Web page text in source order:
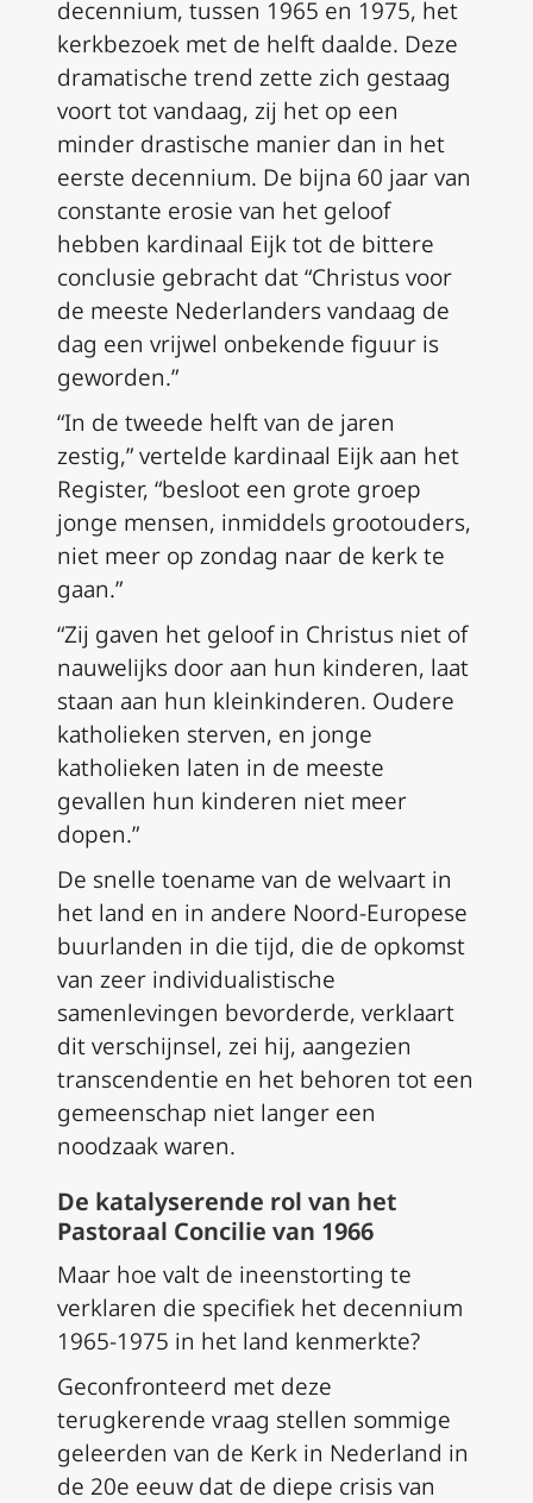
decennium, tussen 1965 en 1975, het
kerkbezoek met de helft daalde. Deze
dramatische trend zette zich gestaag
voort tot vandaag, zij het op een
minder drastische manier dan in het
eerste decennium. De bijna 60 jaar van
constante erosie van het geloof
hebben kardinaal Eijk tot de bittere
conclusie gebracht dat “Christus voor
de meeste Nederlanders vandaag de
dag een vrijwel onbekende figuur is
geworden.”
“In de tweede helft van de jaren
zestig,” vertelde kardinaal Eijk aan het
Register, “besloot een grote groep
jonge mensen, inmiddels grootouders,
niet meer op zondag naar de kerk te
gaan.”
“Zij gaven het geloof in Christus niet of
nauwelijks door aan hun kinderen, laat
staan aan hun kleinkinderen. Oudere
katholieken sterven, en jonge
katholieken laten in de meeste
gevallen hun kinderen niet meer
dopen.”
De snelle toename van de welvaart in
het land en in andere Noord-Europese
buurlanden in die tijd, die de opkomst
van zeer individualistische
samenlevingen bevorderde, verklaart
dit verschijnsel, zei hij, aangezien
transcendentie en het behoren tot een
gemeenschap niet langer een
noodzaak waren.
De katalyserende rol van het
Pastoraal Concilie van 1966
Maar hoe valt de ineenstorting te
verklaren die specifiek het decennium
1965-1975 in het land kenmerkte?
Geconfronteerd met deze
terugkerende vraag stellen sommige
geleerden van de Kerk in Nederland in
de 20e eeuw dat de diepe crisis van